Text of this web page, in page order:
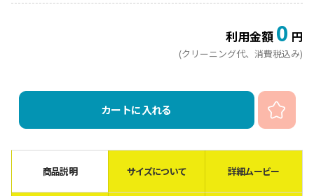
利用金額 0 円
(クリーニング代、消費税込み)
カートに入れる
商品説明 サイズについて 詳細ムービー